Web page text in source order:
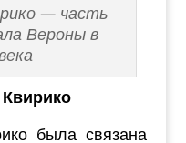
— часть
Вероны в
была связана